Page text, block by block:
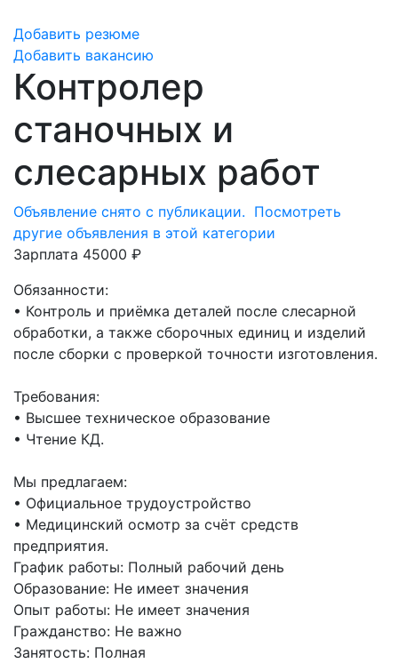
Добавить резюме
Добавить вакансию
Контролер
станочных и
слесарных работ
Объявление снято с публикации. Посмотреть
другие объявления в этой категории
Зарплата 45000 ₽
Обязанности:
• Контроль и приёмка деталей после слесарной
обработки, а также сборочных единиц и изделий
после сборки с проверкой точности изготовления.
Требования:
• Высшее техническое образование
• Чтение КД.
Мы предлагаем:
• Официальное трудоустройство
• Медицинский осмотр за счёт средств
предприятия.
График работы: Полный рабочий день
Образование: Не имеет значения
Опыт работы: Не имеет значения
Гражданство: Не важно
Занятость: Полная